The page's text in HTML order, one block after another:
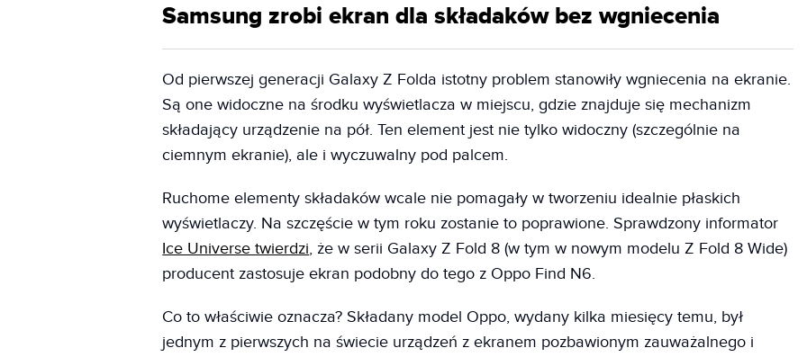
Samsung zrobi ekran dla składaków bez wgniecenia
Od pierwszej generacji Galaxy Z Folda istotny problem stanowiły wgniecenia na ekranie.
Są one widoczne na środku wyświetlacza w miejscu, gdzie znajduje się mechanizm
składający urządzenie na pół. Ten element jest nie tylko widoczny (szczególnie na
ciemnym ekranie), ale i wyczuwalny pod palcem.
Ruchome elementy składaków wcale nie pomagały w tworzeniu idealnie płaskich
wyświetlaczy. Na szczęście w tym roku zostanie to poprawione. Sprawdzony informator
Ice Universe twierdzi, że w serii Galaxy Z Fold 8 (w tym w nowym modelu Z Fold 8 Wide)
producent zastosuje ekran podobny do tego z Oppo Find N6.
Co to właściwie oznacza? Składany model Oppo, wydany kilka miesięcy temu, był
jednym z pierwszych na świecie urządzeń z ekranem pozbawionym zauważalnego i